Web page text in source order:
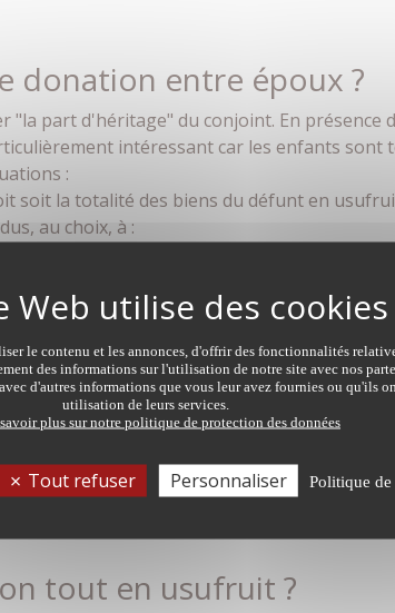
donation entre époux ?
part d'héritage" du conjoint. En présence
intéressant car les enfants sont
:
soit la totalité des biens du défunt en
au choix, à :
(c'est la part qui n'est pas réservée
union, son conjoint ne peut recueillir qu'1/4
à :
que le conjoint survivant exercera
tout en usufruit ?
le contenu et les annonces, d'offrir des fonctionnalités
des informations sur l'utilisation de notre site avec nos
d'autres informations que vous leur avez fournies ou qu'ils
utilisation de leurs services.
plus sur notre politique de protection des données
Tout refuser Personnaliser Politique